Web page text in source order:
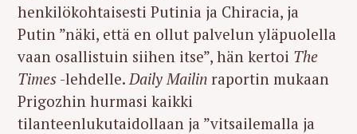
henkilökohtaisesti Putinia ja Chiracia, ja
Putin ”näki, että en ollut palvelun yläpuolella
vaan osallistuin siihen itse”, hän kertoi The
Times -lehdelle. Daily Mailin raportin mukaan
Prigozhin hurmasi kaikki
tilanteenlukutaidollaan ja ”vitsailemalla ja